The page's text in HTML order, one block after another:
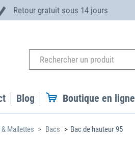
Retour gratuit sous 14 jours
Blog Boutique en ligne
Mallettes Bacs Bac de hauteur 95